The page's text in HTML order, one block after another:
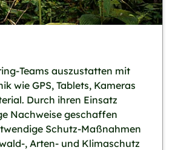
Teams auszustatten mit
wie GPS, Tablets, Kameras
Durch ihren Einsatz
Nachweise geschaffen
Schutz-Maßnahmen
, Arten- und Klimaschutz